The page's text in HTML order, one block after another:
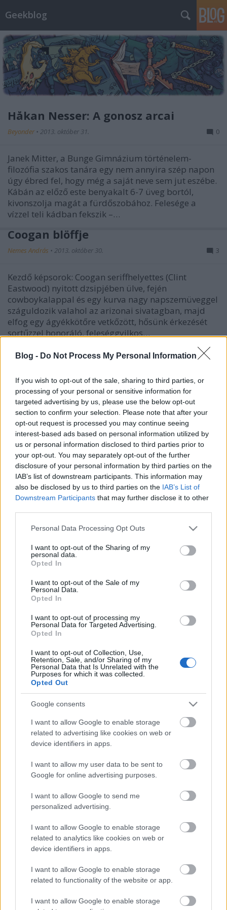
Blog - Do Not Process My Personal Information
If you wish to opt-out of the sale, sharing to third parties, or
processing of your personal or sensitive information for
targeted advertising by us, please use the below opt-out
section to confirm your selection. Please note that after your
opt-out request is processed you may continue seeing
interest-based ads based on personal information utilized by
us or personal information disclosed to third parties prior to
your opt-out. You may separately opt-out of the further
disclosure of your personal information by third parties on the
IAB’s list of downstream participants. This information may
also be disclosed by us to third parties on the IAB’s List of
Downstream Participants that may further disclose it to other
Please note that this website/app uses one or more Google
not limited to your visit or usage behaviour. You may click to
grant or deny consent to Google and its third-party tags to
use your data for below specified purposes in below Google
consent section.
Personal Data Processing Opt Outs
I want to opt-out of the Sharing of my
personal data.
Opted In
I want to opt-out of the Sale of my
Personal Data.
Opted In
I want to opt-out of processing my
Personal Data for Targeted Advertising.
Opted In
I want to opt-out of Collection, Use,
Retention, Sale, and/or Sharing of my
Personal Data that Is Unrelated with the
Purposes for which it was collected.
Opted Out
Google consents
I want to allow Google to enable storage
related to advertising like cookies on web or
device identifiers in apps.
I want to allow my user data to be sent to
Google for online advertising purposes.
I want to allow Google to send me
personalized advertising.
I want to allow Google to enable storage
related to analytics like cookies on web or
device identifiers in apps.
I want to allow Google to enable storage
related to functionality of the website or app.
I want to allow Google to enable storage
Geekblog
Håkan Nesser: A gonosz arcai
Beyonder • 2013. október 31. 0
Janek Mitter, a Bunge Gimnázium történelem-
filozófia szakos tanára egy nem annyira szép napon
úgy ébred fel, hogy még a saját neve sem jut eszébe.
Kábán az előző este benyakalt 6-7 üveg bortól,
kivonszolja magát a fürdőszobához. Felesége a
vízzel teli kádban fekszik –…
Coogan blöffje
Nemes András • 2013. október 30. 3
Kezdő képsorok: Coogan seriffhelyettes (Clint
Eastwood) nyitott dzsipjében ülve, fején
cowboykalappal és egy kurva nagy napszemüveggel
száguldozik valahol az arizonai sivatagban, majd
elfog egy ágyékkötőre vetkőzött, hősünk érkezését
sortűzzel honoráló, feleséggyilkos…
Heti zombulás, avagy túlértékelt
sorozatok
Geekblog•2013. október 29.
A tévés szórakoztatás világában elvileg baromi
nehéz komoly sikert elérni, mert szemben egy
mozifilmmel, nem csak egyszer kell leültetni a nézőt,
hanem minden héten, éveken át. Az ember azt hinné,
itt nincsen pardon, nincs marketinges gimmick,
ehhez tényleg baszott jónak kell lenni.…
Rabid Dogs
Vallásos és filozófiai érdeklődésű emberekkel,
filantrópokkal és részeg kamaszokkal remekül el
lehet beszélgetni arról, hogy az ember alapvetően jó-
e vagy rossz. A szeretet vagy a gonoszság gyökerezik-
e mélyebben bennünk? (Lásd a témában a zseniális
Sunset Limited című…
Frankenstein's Army
A második világháborúban egy kis szovjet csapat
egy titkos náci laboratóriumra bukkan, ahol
Frankenstein őrülttudós unokája mechanikus
rémkütyükkel felszerelt élőhalottakat gyárt. Ez
egyrészt nagyjából egy tökéletesen geekmámorító
háborús horror szinopszisa (szinte látom,…